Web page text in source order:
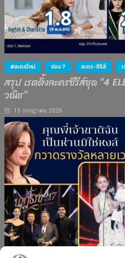
#ละครใหม่ ช่อง 7 ละคร-ซีรีส์
สรุป เรตติ้งละครซีรีส์ชุด “4
วณิช”
15 กรกฎาคม 2026